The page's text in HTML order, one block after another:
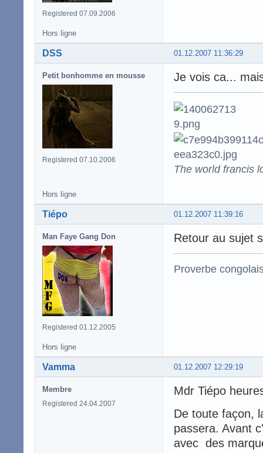
Registered 07.09.2006
Hors ligne
01.12.2007 11:36:29
DSS
Petit bonhomme en mousse
Registered 07.10.2006
Je vois ca...
The world francis
Hors ligne
01.12.2007 11:39:16
Tiépo
Man Faye Gang Don
Registered 01.12.2005
Retour au sujet
Proverbe
Hors ligne
01.12.2007 12:29:19
Vamma
Membre
Registered 24.04.2007
Mdr Tiépo
De toute façon,
passera. Avant
avec des